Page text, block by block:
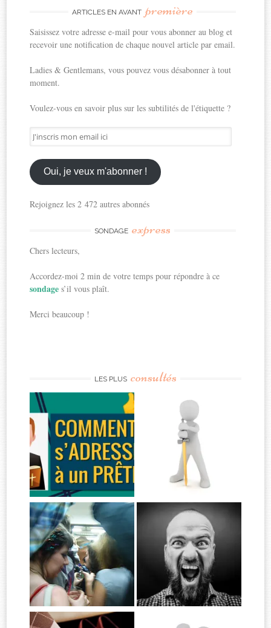
ARTICLES EN AVANT première
Saisissez votre adresse e-mail pour vous abonner au blog et
recevoir une notification de chaque nouvel article par email.
Ladies & Gentlemans, vous pouvez vous désabonner à tout
moment.
Voulez-vous en savoir plus sur les subtilités de l'étiquette ?
J'inscris
mon
email
ici
Oui, je veux m'abonner !
Rejoignez les 2 472 autres abonnés
SONDAGE express
Chers lecteurs,
Accordez-moi 2 min de votre temps pour répondre à ce
sondages’il vous plaît.
Merci beaucoup !
LES PLUS consultés